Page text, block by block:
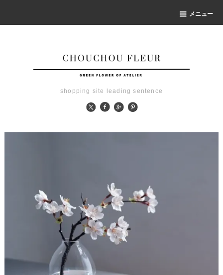
メニュー
shopping site leading sentence